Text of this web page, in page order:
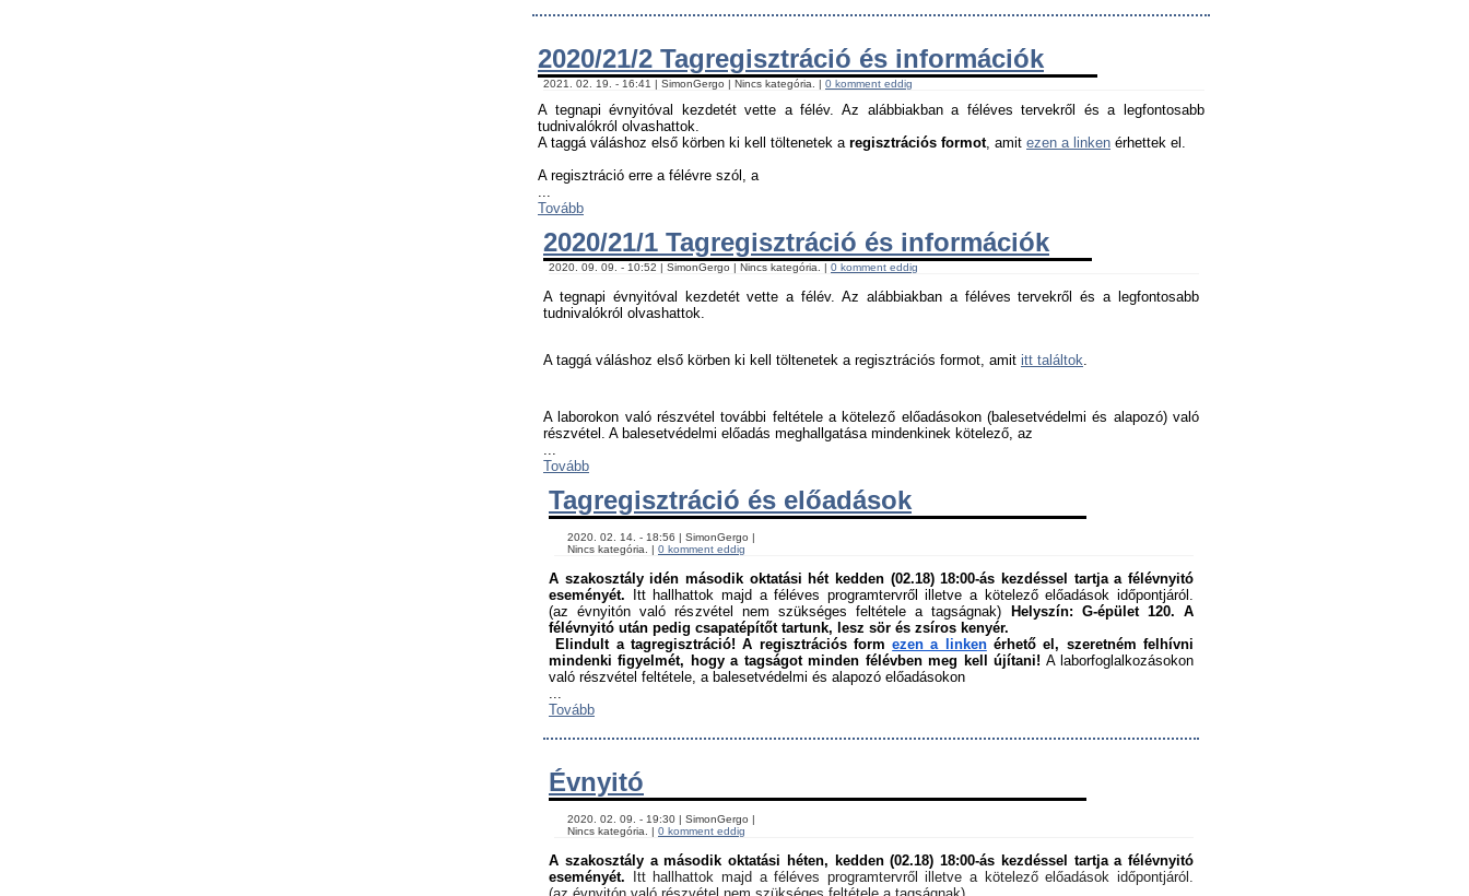
2020/21/2 Tagregisztráció és információk
2021. 02. 19. - 16:41 | SimonGergo | Nincs kategória. | 0 komment eddig
A tegnapi évnyitóval kezdetét vette a félév. Az alábbiakban a féléves tervekről és a legfontosabb
tudnivalókról olvashattok.
A taggá váláshoz első körben ki kell töltenetek a regisztrációs formot, amit ezen a linken érhettek el.
A regisztráció erre a félévre szól, a
...
Tovább
2020/21/1 Tagregisztráció és információk
2020. 09. 09. - 10:52 | SimonGergo | Nincs kategória. | 0 komment eddig
A tegnapi évnyitóval kezdetét vette a félév. Az alábbiakban a féléves tervekről és a legfontosabb
tudnivalókról olvashattok.
A taggá váláshoz első körben ki kell töltenetek a regisztrációs formot, amit itt találtok.
A laborokon való részvétel további feltétele a kötelező előadásokon (balesetvédelmi és alapozó) való
részvétel. A balesetvédelmi előadás meghallgatása mindenkinek kötelező, az ﻿
Tovább
Tagregisztráció és előadások
    Nincs kategória. |
0 komment eddig
A szakosztály idén második oktatási hét kedden (02.18) 18:00-ás kezdéssel tartja a félévnyitó
eseményét. Itt hallhattok majd a féléves programtervről illetve a kötelező előadások időpontjáról.
(az évnyitón való részvétel nem szükséges feltétele a tagságnak) Helyszín: G-épület 120.
A
félévnyitó után pedig csapatépítőt tartunk, lesz sör és zsíros kenyér.
Elindult a tagregisztráció! A regisztrációs form ezen a linken érhető el, szeretném felhívni
mindenki figyelmét, hogy a tagságot minden félévben meg kell újítani! A laborfoglalkozásokon
való részvétel feltétele, a balesetvédelmi és alapozó előadásokon ﻿
Tovább
Évnyitó
    Nincs kategória. |
0 komment eddig
A szakosztály a második oktatási héten, kedden (02.18) 18:00-ás kezdéssel tartja a félévnyitó
eseményét. Itt hallhattok majd a féléves programtervről illetve a kötelező előadások időpontjáról.
(az évnyitón való részvétel nem szükséges feltétele a tagságnak)